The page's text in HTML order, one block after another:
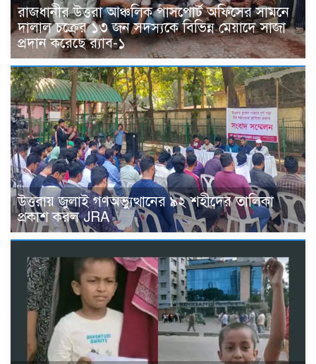
রাজধানীর উত্তরা আঞ্চলিক পাসপোর্ট অফিসের সামনে
দালাল চক্রের ১৩ জন সদস্যকে বিভিন্ন মেয়াদে সাজা
প্রদান করেছে র‌্যাব-১
উত্তরায় জুলাই গণঅভ্যুত্থানের ৯২ শহীদের তালিকা
প্রকাশ করল JRA